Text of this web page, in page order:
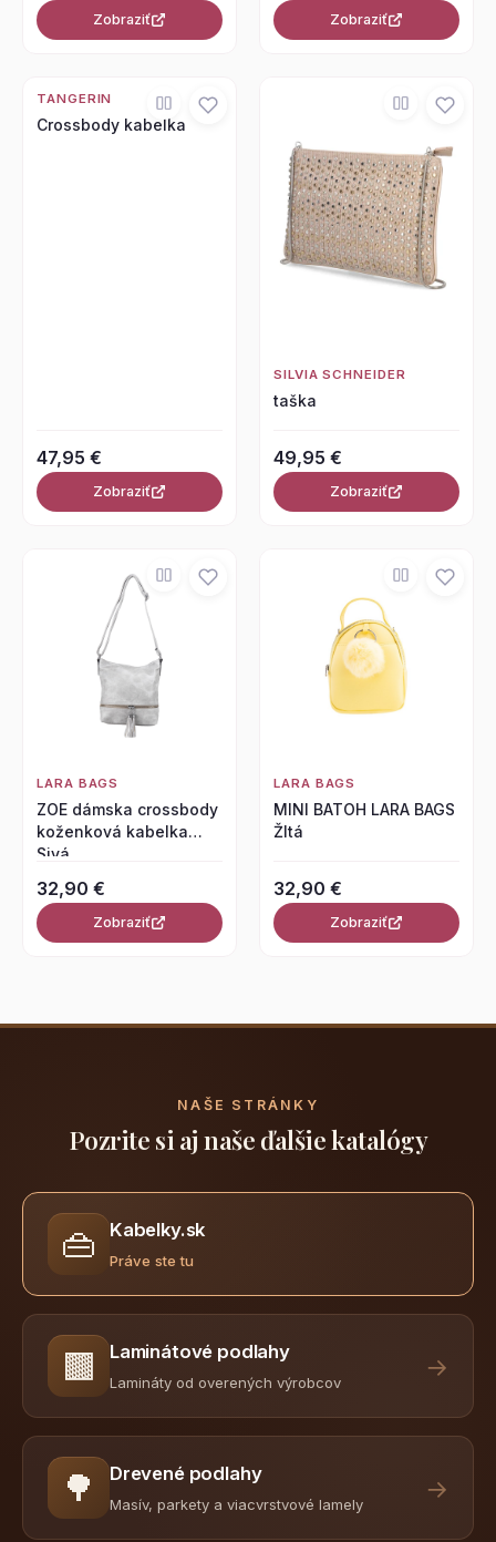
Zobraziť Zobraziť
TANGERIN
Crossbody kabelka
47,95 €
Zobraziť
SILVIA SCHNEIDER
taška
49,95 €
Zobraziť
LARA BAGS
ZOE dámska crossbody
koženková kabelka
Sivá
32,90 €
Zobraziť
LARA BAGS
MINI BATOH LARA BAGS
Žltá
32,90 €
Zobraziť
NAŠE STRÁNKY
Pozrite si aj naše ďalšie katalógy
👜 Kabelky.sk
Práve ste tu
🟫 Laminátové podlahy
Lamináty od overených výrobcov
→
🌳 Drevené podlahy
Masív, parkety a viacvrstvové lamely
→